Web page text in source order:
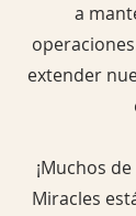
a
extender
¡Muchos
Miracles